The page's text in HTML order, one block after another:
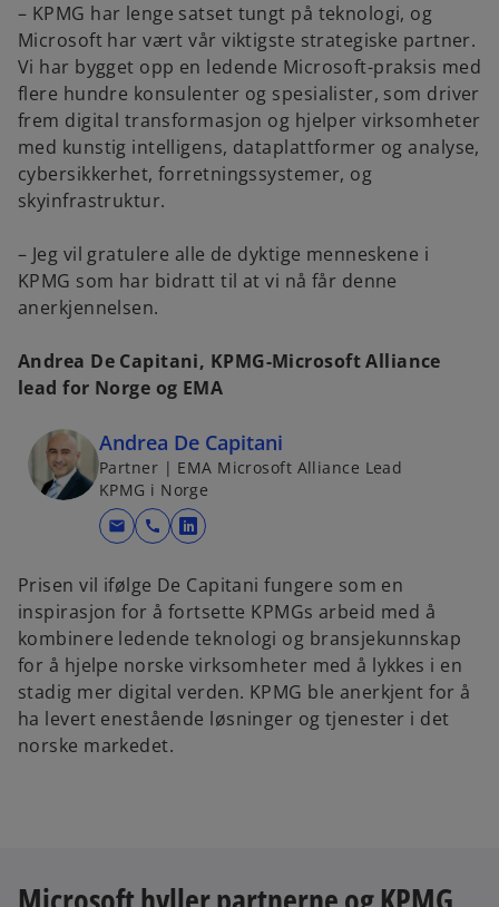
– KPMG har lenge satset tungt på teknologi, og
Microsoft har vært vår viktigste strategiske partner.
Vi har bygget opp en ledende Microsoft-praksis med
flere hundre konsulenter og spesialister, som driver
frem digital transformasjon og hjelper virksomheter
med kunstig intelligens, dataplattformer og analyse,
cybersikkerhet, forretningssystemer, og
skyinfrastruktur.
– Jeg vil gratulere alle de dyktige menneskene i
KPMG som har bidratt til at vi nå får denne
anerkjennelsen.
Andrea De Capitani, KPMG-Microsoft Alliance
lead for Norge og EMA
Andrea De Capitani
Partner | EMA Microsoft Alliance Lead
KPMG i Norge
mail call
o
e
n
s
i
n
a
Prisen vil ifølge De Capitani fungere som en
inspirasjon for å fortsette KPMGs arbeid med å
kombinere ledende teknologi og bransjekunnskap
for å hjelpe norske virksomheter med å lykkes i en
stadig mer digital verden. KPMG ble anerkjent for å
ha levert enestående løsninger og tjenester i det
norske markedet.